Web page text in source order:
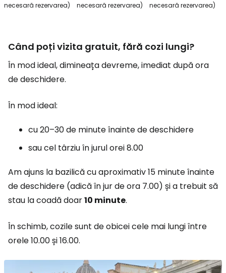
necesară rezervarea)
necesară rezervarea)
necesară rezervarea)
Când poți vizita gratuit, fără cozi lungi?
În mod ideal, dimineața devreme, imediat după ora
de deschidere.
În mod ideal:
cu 20–30 de minute înainte de deschidere
sau cel târziu în jurul orei 8.00
Am ajuns la bazilică cu aproximativ 15 minute înainte
de deschidere (adică în jur de ora 7.00) și a trebuit să
stau la coadă doar10 minute.
În schimb, cozile sunt de obicei cele mai lungi între
orele 10.00 și 16.00.